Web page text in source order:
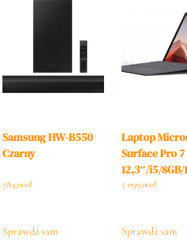
Samsung HW-B550
Czarny
784,00zł
Sprawdź sam
Laptop
Surface Pro 7
12,3″/i5/8GB/
Win10
5 099,00zł
Sprawdź sam